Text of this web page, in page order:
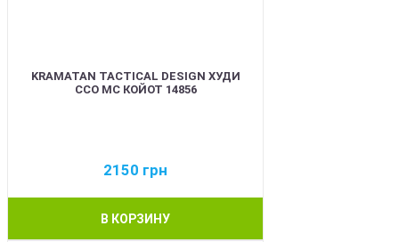
KRAMATAN TACTICAL DESIGN ХУДИ
ССО МС КОЙОТ 14856
2150 грн
В КОРЗИНУ